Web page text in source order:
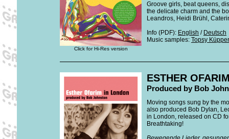
Click for Hi-Res version
Groove girls, beat queens,
the delicate charm and the
Leandros, Heidi Brühl,
Info (PDF): English / Deutsch
Music samples: Topsy
ESTHER
Produced by Bob
Moving songs sung by the
also produced Bob Dylan,
in London, released on CD
Breathtaking!